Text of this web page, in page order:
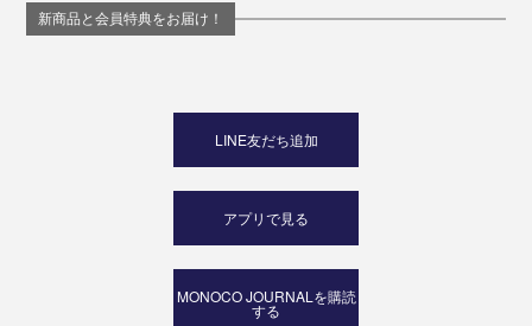
新商品と会員特典をお届け！
LINE友だち追加
アプリで見る
MONOCO JOURNALを購読
する